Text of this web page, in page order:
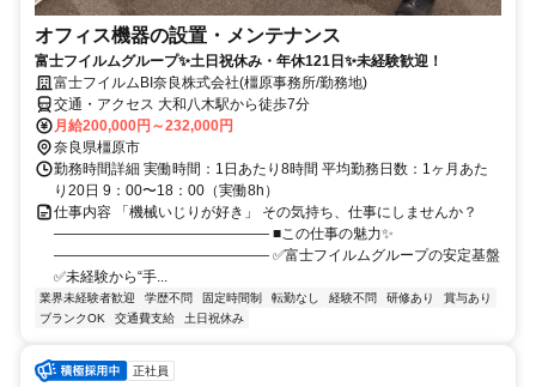
オフィス機器の設置・メンテナンス
富士フイルムグループ✨土日祝休み・年休121日✨未経験歓迎！
富士フイルムBI奈良株式会社(橿原事務所/勤務地)
交通・アクセス 大和八木駅から徒歩7分
月給200,000円～232,000円
奈良県橿原市
勤務時間詳細 実働時間：1日あたり8時間 平均勤務日数：1ヶ月あた
り20日 9：00〜18：00（実働8h）
仕事内容 「機械いじりが好き」 その気持ち、仕事にしませんか？
――――――――――――――― ■この仕事の魅力✨
――――――――――――――― ✅富士フイルムグループの安定基盤
✅未経験から“手...
業界未経験者歓迎 学歴不問 固定時間制 転勤なし 経験不問 研修あり
賞与あり
ブランクOK
交通費支給 土日祝休み
正社員